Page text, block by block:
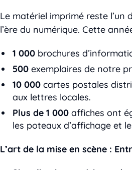
Le matériel imprimé reste l’un
l’ère du numérique. Cette
1 000 brochures
500 exemplaires de notre
10 000 cartes postales
aux lettres locales.
Plus de 1 000 affiches ont
les poteaux d’affichage et
L’art de la mise en scène :